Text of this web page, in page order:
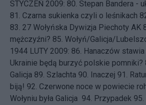
STYCZEŃ 2009: 80. Stepan Bandera -
81. Czarna sukienka czyli o leśnikach
83. 27 Wołyńska Dywizja Piechoty AK
mężczyźni? 85. Wołyń/Galicja/
1944 LUTY 2009: 86. Hanaczów
Ukrainie będą burzyć polskie pomniki?
Galicja 89. Szlachta 90. Inaczej 91.
biją! 92. Czerwone noce w powiecie
Wołyniu była Galicja 94. Przypadek 95.